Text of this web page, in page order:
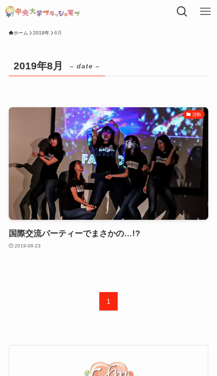
ホーム 2019年 8月
2019年8月 – date –
活動
国際交流パーティーでまさかの…!?
2019-08-23
1